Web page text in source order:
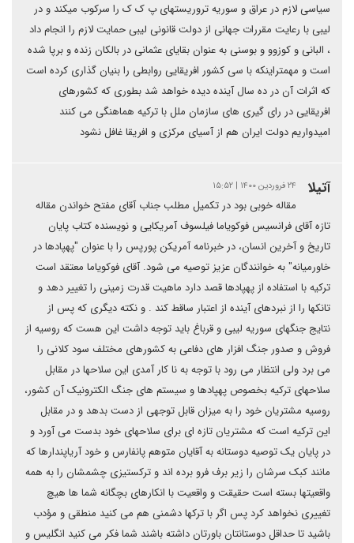
سیاسی لازم در عراق و سوریه تروریستهای پ ک ک را سرکوب میکند و در
لیبی با رعایت مقررات جهانی از دولت قانونی لیبی حمایت لازم را انجام داد
، البانی و کوزوو و بوسنی به عنوان بقایای عثمانی در بالکان زنده و برپا شده
است و مهمتراینکه با سی کشور افریقایی روابطی را بنیان گذاری کرده است
که اثرات آن در ده سال آینده دیده خواهد شد بطوری که کشورهای
افریقایی در رای گیری های سازمان ملل با ترکیه هماهنگی می کنند
امیدواریم دولت ایران هم از آسیای مرکزی و افریقا غافل نشود
آتیلا ۲۴ فروردین ۱۴۰۰ | ۱۵:۵۲
مقاله خوبی بود در تکمیل مطلب جناب آقای مفتح خواندن مقاله
تازه آقای فرانسیس فوکویاما فیلسوف آمریکایی و نویسنده کتاب پایان
تاریخ و آخرین انسان، در خبرنامه آمریکن پورپس را با عنوان "پهپادها در
خاورمیانه" به خوانندگان عزیز توصیه می شود. آقای فوکویاما معتقد است
ترکیه با استفاده از پهپادها قصد دارد ماهیت قدرت زمینی را تغییر دهد و
تانکها را از نبردهای آینده از اعتبار ساقط کند . و نکته دیگری که پس از
نتایج جنگهای سوریه لیبی و قرباغ باید توجه داشت این هست که روسیه از
فروش و صدور جنگ افزار های دفاعی به کشورهای مختلف سود کلانی را
می برد ولی انتظار می رود با توجه به نا کار آمدی این سلاحها در مقابل
سلاحهای ترکیه بخصوص پهپادها و سیستم های جنگ الکترونیک آن کشور،
روسیه مشتریان خود را به میزان قابل توجهی از دست بدهد و در مقابل
این ترکیه است که مشتریان تازه ای برای سلاحهای خود بدست می آورد و
در پایان یک توصیه دوستانه به آقایان متوهم پانفارس و خود آریاپندارها که
مانند کبک سرشان را زیر برف فرو برده اند و ترکستیزی چشمشان را به همه
واقعیتها بسته است حقیقت و واقعیت با انکارهای بچگانه شما ها هیچ
تغییری نخواهد کرد پس اگر با ترکها دشمنی هم می کنید منطقی و مؤدب
باشید تا حداقل دوستانتان باورتان داشته باشند شما فکر می کنید انگلیس و